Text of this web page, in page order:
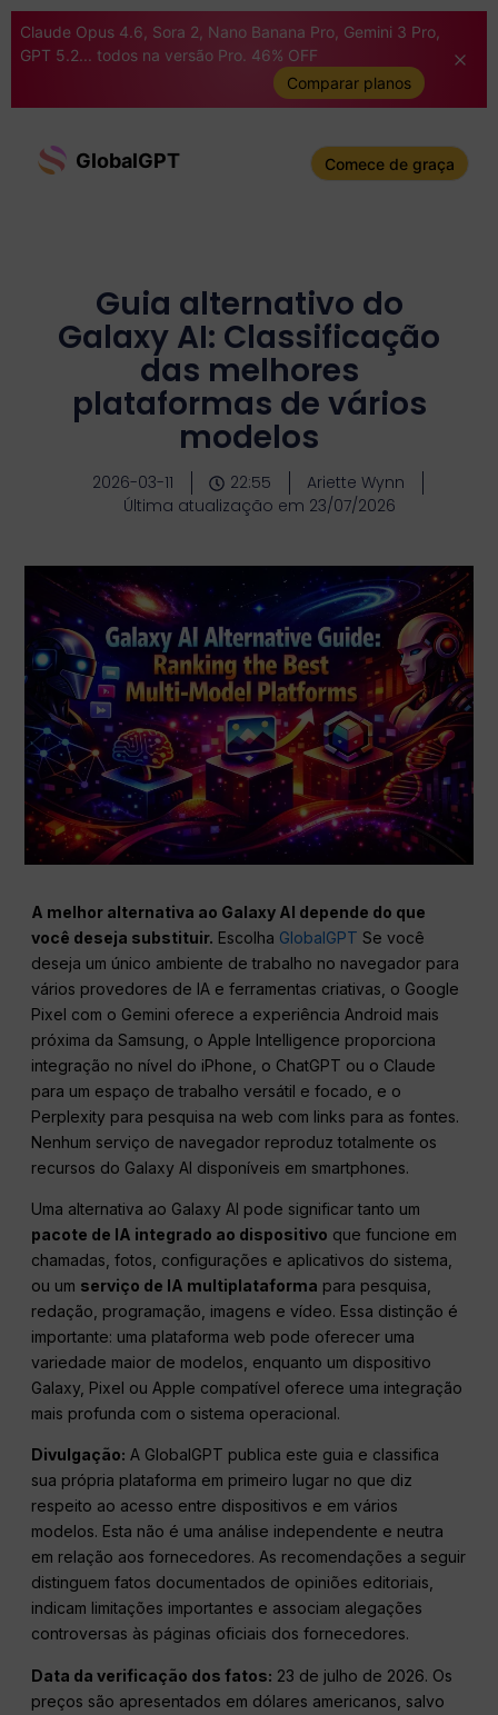
Claude Opus 4.6, Sora 2, Nano Banana Pro, Gemini 3 Pro,
GPT 5.2... todos na versão Pro. 46% OFF
Comparar planos
GlobalGPT Comece de graça
Guia alternativo do
Galaxy AI: Classificação
das melhores
plataformas de vários
modelos
2026-03-11 22:55
Ariette Wynn
Última atualização em 23/07/2026
A melhor alternativa ao Galaxy AI depende do que
você deseja substituir. Escolha GlobalGPT Se você
deseja um único ambiente de trabalho no navegador para
vários provedores de IA e ferramentas criativas, o Google
Pixel com o Gemini oferece a experiência Android mais
próxima da Samsung, o Apple Intelligence proporciona
integração no nível do iPhone, o ChatGPT ou o Claude
para um espaço de trabalho versátil e focado, e o
Perplexity para pesquisa na web com links para as fontes.
Nenhum serviço de navegador reproduz totalmente os
recursos do Galaxy AI disponíveis em smartphones.
Uma alternativa ao Galaxy AI pode significar tanto um
pacote de IA integrado ao dispositivo que funcione em
chamadas, fotos, configurações e aplicativos do sistema,
ou um serviço de IA multiplataforma para pesquisa,
redação, programação, imagens e vídeo. Essa distinção é
importante: uma plataforma web pode oferecer uma
variedade maior de modelos, enquanto um dispositivo
Galaxy, Pixel ou Apple compatível oferece uma integração
mais profunda com o sistema operacional.
Divulgação: A GlobalGPT publica este guia e classifica
sua própria plataforma em primeiro lugar no que diz
respeito ao acesso entre dispositivos e em vários
modelos. Esta não é uma análise independente e neutra
em relação aos fornecedores. As recomendações a seguir
distinguem fatos documentados de opiniões editoriais,
indicam limitações importantes e associam alegações
controversas às páginas oficiais dos fornecedores.
Data da verificação dos fatos: 23 de julho de 2026. Os
preços são apresentados em dólares americanos, salvo